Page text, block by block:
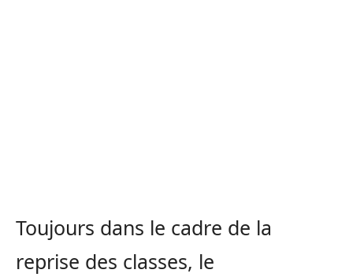
Toujours dans le cadre de la
reprise des classes, le